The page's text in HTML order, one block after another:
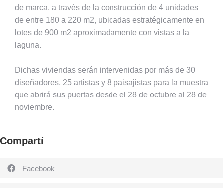
de marca, a través de la construcción de 4 unidades
de entre 180 a 220 m2, ubicadas estratégicamente en
lotes de 900 m2 aproximadamente con vistas a la
laguna.
Dichas viviendas serán intervenidas por más de 30
diseñadores, 25 artistas y 8 paisajistas para la muestra
que abrirá sus puertas desde el 28 de octubre al 28 de
noviembre.
Compartí
Facebook